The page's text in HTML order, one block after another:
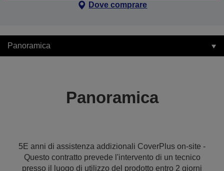
Dove comprare
Panoramica
Panoramica
5E anni di assistenza addizionali CoverPlus on-site -
Questo contratto prevede l'intervento di un tecnico
presso il luogo di utilizzo del prodotto entro 2 giorni